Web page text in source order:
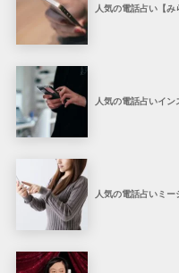
人気の電話占い【
人気の電話占いイ
人気の電話占いミ